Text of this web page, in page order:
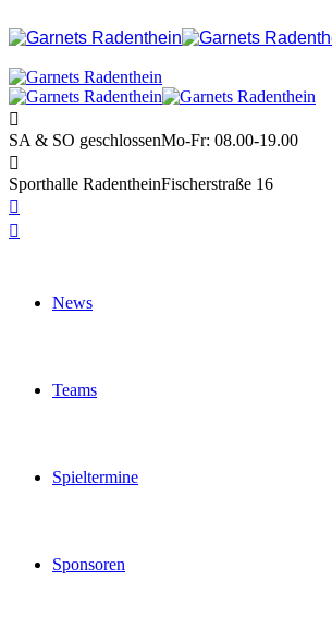
SA & SO geschlossenMo-Fr: 08.00-19.00
Sporthalle RadentheinFischerstraße 16
News
Teams
Spieltermine
Sponsoren